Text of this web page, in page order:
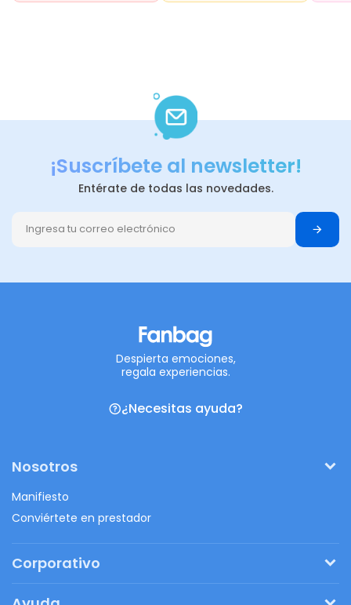
¡Suscríbete al newsletter!
Entérate de todas las novedades.
Despierta emociones,
regala experiencias.
¿Necesitas ayuda?
Nosotros
Manifiesto
Conviértete en prestador
Corporativo